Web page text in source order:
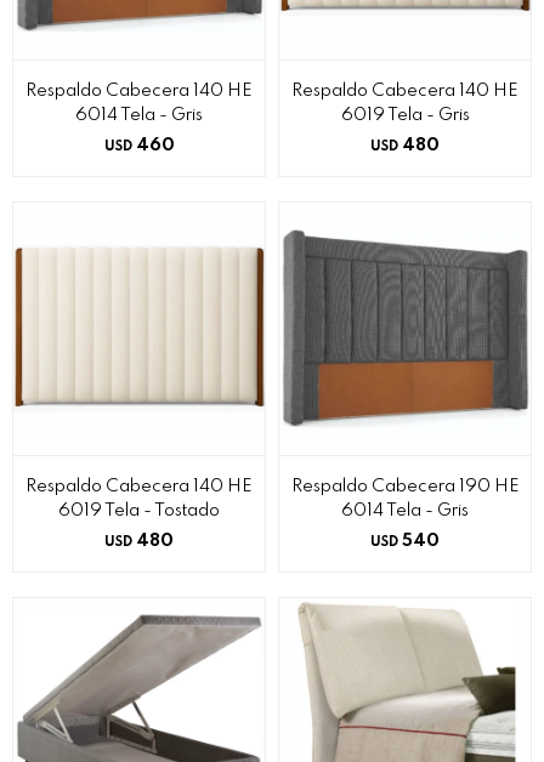
Respaldo Cabecera 140 HE
6014 Tela - Gris
USD 460
Respaldo Cabecera 140 HE
6019 Tela - Gris
USD 480
Respaldo Cabecera 140 HE
6019 Tela - Tostado
USD 480
Respaldo Cabecera 190 HE
6014 Tela - Gris
USD 540